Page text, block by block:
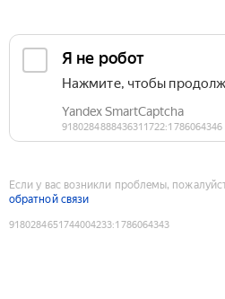
Если у вас возникли проблемы,
обратной связи
9180284651744004233:1786064343